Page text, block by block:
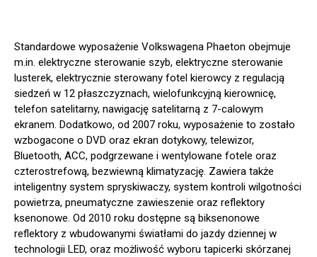
Standardowe wyposażenie Volkswagena Phaeton obejmuje
m.in. elektryczne sterowanie szyb, elektryczne sterowanie
lusterek, elektrycznie sterowany fotel kierowcy z regulacją
siedzeń w 12 płaszczyznach, wielofunkcyjną kierownicę,
telefon satelitarny, nawigację satelitarną z 7-calowym
ekranem. Dodatkowo, od 2007 roku, wyposażenie to zostało
wzbogacone o DVD oraz ekran dotykowy, telewizor,
Bluetooth, ACC, podgrzewane i wentylowane fotele oraz
czterostrefową, bezwiewną klimatyzację. Zawiera także
inteligentny system spryskiwaczy, system kontroli wilgotności
powietrza, pneumatyczne zawieszenie oraz reflektory
ksenonowe. Od 2010 roku dostępne są biksenonowe
reflektory z wbudowanymi światłami do jazdy dziennej w
technologii LED, oraz możliwość wyboru tapicerki skórzanej